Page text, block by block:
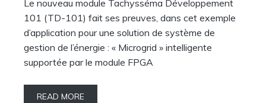
Le nouveau module Tachysséma Développement
101 (TD-101) fait ses preuves, dans cet exemple
d’application pour une solution de système de
gestion de l’énergie : « Microgrid » intelligente
supportée par le module FPGA
READ MORE